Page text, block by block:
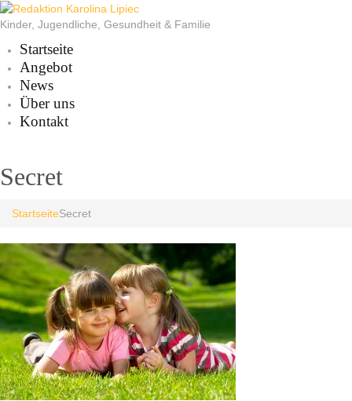
Kinder, Jugendliche, Gesundheit & Familie
Startseite
Angebot
News
Über uns
Kontakt
Secret
StartseiteSecret